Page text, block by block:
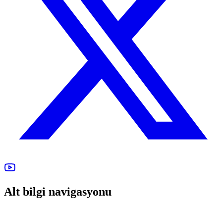
Alt bilgi navigasyonu